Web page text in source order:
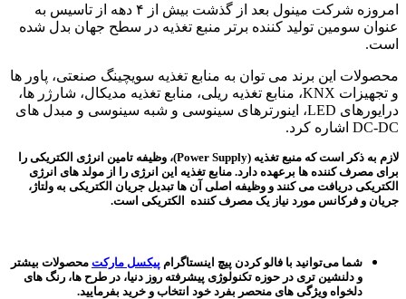
امروزه شرکت مینول بعد از گذشت بیش از ۴ دهه از تاسیس به
عنوان سومین تولید کننده برتر منبع تغذیه در سطح جهان بدل شده
است.
محصولات این برند می توان به منابع تغذیه سویچینگ صنعتی، پاور ها
و تجهیزات KNX، منابع تغذیه ریلی، منابع تغذیه مدیکال، شارژر ها،
درایورهای LED، اینورترهای سینوسی و شبه سینوسی و مبدل های
DC-DC اشاره کرد.
لازم به ذکر است که منبع تغذیه (Power Supply)، وظیفه تامین انرژی الکتریکی را
برای مصرف کننده ها برعهده دارد. منابع تغذیه این انرژی را از مولد های انرژی
الکتریکی دریافت می کنند و وظیفه اصلی آن ها تبدیل جریان الکتریکی به ولتاژ،
جریان و فرکانس مورد نیاز یک مصرف کننده الکتریکی است.
شما می‌توانید با فالو کردن پیچ اینستاگرام پیکسل مارکت محصولات بیشتر
و دلنشین تری در حوزه تکنولوژی پیشرفته روز دنیا، در طرح ها، رنگ های
دلخواه ویژگی های منحصر بفرد خود انتخاب و خرید بفرمایید.